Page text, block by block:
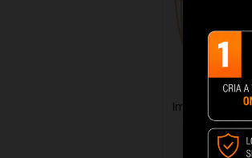
Impressora 3D
Kobra 3